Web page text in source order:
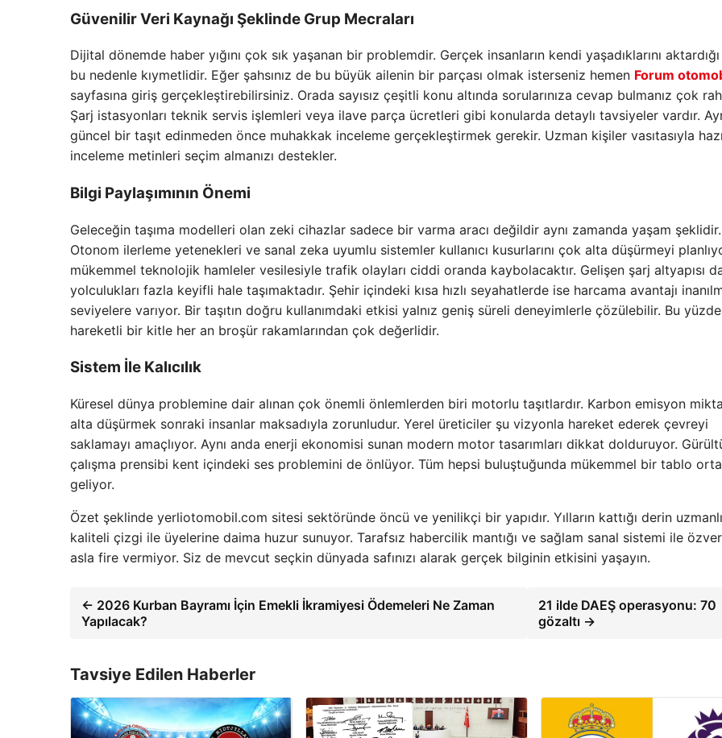
Güvenilir Veri Kaynağı Şeklinde Grup Mecraları
Dijital dönemde haber yığını çok sık yaşanan bir problemdir. Gerçek insanların kendi yaşadıklarını
bu nedenle kıymetlidir. Eğer şahsınız de bu büyük ailenin bir parçası olmak isterseniz hemen Forum
sayfasına giriş gerçekleştirebilirsiniz. Orada sayısız çeşitli konu altında sorularınıza cevap bulmanız çok
Şarj istasyonları teknik servis işlemleri veya ilave parça ücretleri gibi konularda detaylı tavsiyeler vardır.
güncel bir taşıt edinmeden önce muhakkak inceleme gerçekleştirmek gerekir. Uzman kişiler vasıtasıyla
inceleme metinleri seçim almanızı destekler.
Bilgi Paylaşımının Önemi
Geleceğin taşıma modelleri olan zeki cihazlar sadece bir varma aracı değildir aynı zamanda yaşam şeklidir.
Otonom ilerleme yetenekleri ve sanal zeka uyumlu sistemler kullanıcı kusurlarını çok alta düşürmeyi
mükemmel teknolojik hamleler vesilesiyle trafik olayları ciddi oranda kaybolacaktır. Gelişen şarj altyapısı
yolculukları fazla keyifli hale taşımaktadır. Şehir içindeki kısa hızlı seyahatlerde ise harcama avantajı
seviyelere varıyor. Bir taşıtın doğru kullanımdaki etkisi yalnız geniş süreli deneyimlerle çözülebilir. Bu
hareketli bir kitle her an broşür rakamlarından çok değerlidir.
Sistem İle Kalıcılık
Küresel dünya problemine dair alınan çok önemli önlemlerden biri motorlu taşıtlardır. Karbon emisyon
alta düşürmek sonraki insanlar maksadıyla zorunludur. Yerel üreticiler şu vizyonla hareket ederek çevreyi
saklamayı amaçlıyor. Aynı anda enerji ekonomisi sunan modern motor tasarımları dikkat dolduruyor.
çalışma prensibi kent içindeki ses problemini de önlüyor. Tüm hepsi buluştuğunda mükemmel bir tablo
geliyor.
Özet şeklinde yerliotomobil.com sitesi sektöründe öncü ve yenilikçi bir yapıdır. Yılların kattığı derin
kaliteli çizgi ile üyelerine daima huzur sunuyor. Tarafsız habercilik mantığı ve sağlam sanal sistemi ile
asla fire vermiyor. Siz de mevcut seçkin dünyada safınızı alarak gerçek bilginin etkisini yaşayın.
← 2026 Kurban Bayramı İçin Emekli İkramiyesi Ödemeleri Ne Zaman
Yapılacak?
21 ilde DAEŞ operasyonu: 70
gözaltı →
Tavsiye Edilen Haberler